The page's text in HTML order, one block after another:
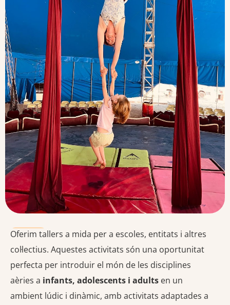
Tallers oberts
Oferim tallers a mida per a escoles, entitats i altres
col·lectius. Aquestes activitats són una oportunitat
perfecta per introduir el món de les disciplines
aèries a infants, adolescents i adults en un
ambient lúdic i dinàmic, amb activitats adaptades a